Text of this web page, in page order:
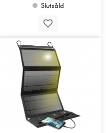
Slutsåld